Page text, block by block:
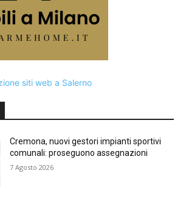
Cremona, nuovi gestori impianti sportivi
comunali: proseguono assegnazioni
7 Agosto 2026